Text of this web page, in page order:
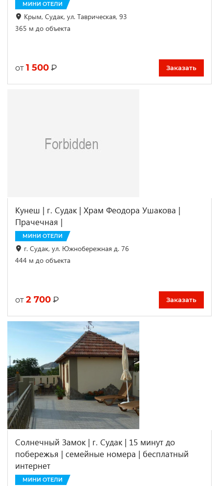
МИНИ ОТЕЛИ
Крым, Судак, ул. Таврическая, 93
365 м до объекта
от 1 500 ₽ Заказать
Кунеш | г. Судак | Храм Феодора Ушакова |
Прачечная |
МИНИ ОТЕЛИ
г. Судак, ул. Южнобережная д. 76
444 м до объекта
от 2 700 ₽ Заказать
Солнечный Замок | г. Судак | 15 минут до
побережья | семейные номера | бесплатный
интернет
МИНИ ОТЕЛИ